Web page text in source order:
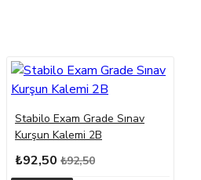
Stabilo Exam Grade Sınav
Kurşun Kalemi 2B
₺92,50 ₺92,50